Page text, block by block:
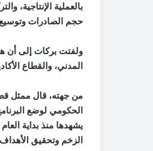
بالعملية الإنتاجية،
حجم الصادرات وتوسيع
ولفتت بركات إلى أن
المدني، والقطاع
من جهته، قال ممثل
الحكومي لوضع
يشهدها منذ بداية
الزخم وتحقيق الأهداف